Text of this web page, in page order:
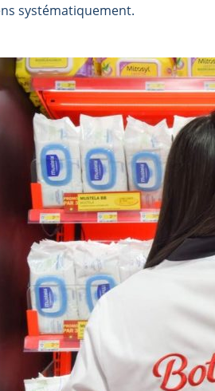
systématiquement.